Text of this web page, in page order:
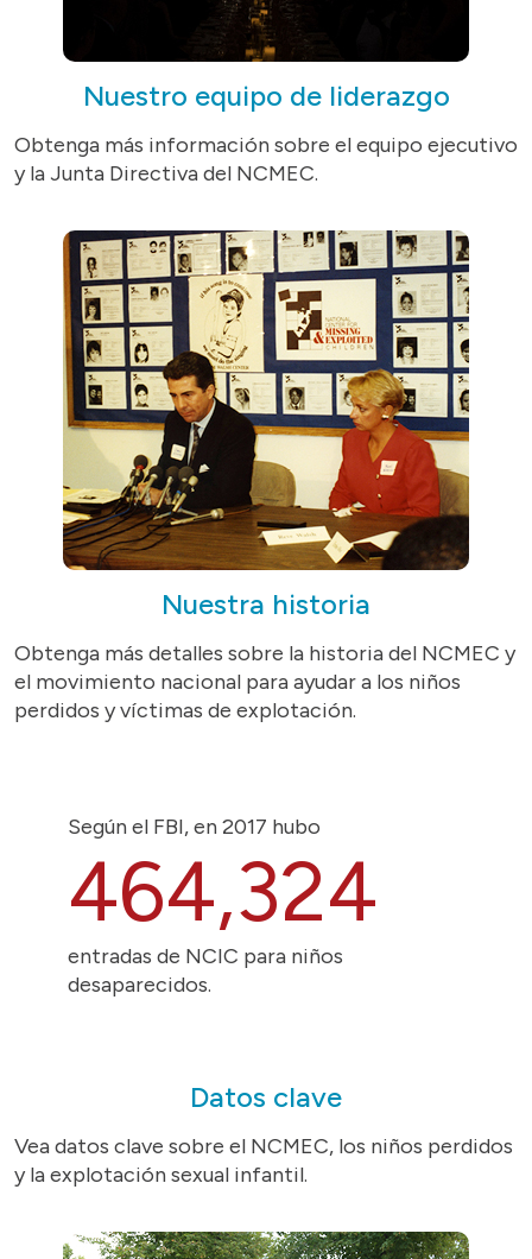
Nuestro equipo de liderazgo
Obtenga más información sobre el equipo ejecutivo
y la Junta Directiva del NCMEC.
Nuestra historia
Obtenga más detalles sobre la historia del NCMEC y
el movimiento nacional para ayudar a los niños
perdidos y víctimas de explotación.
Según el FBI, en 2017 hubo
464,324
entradas de NCIC para niños
desaparecidos.
Datos clave
Vea datos clave sobre el NCMEC, los niños perdidos
y la explotación sexual infantil.